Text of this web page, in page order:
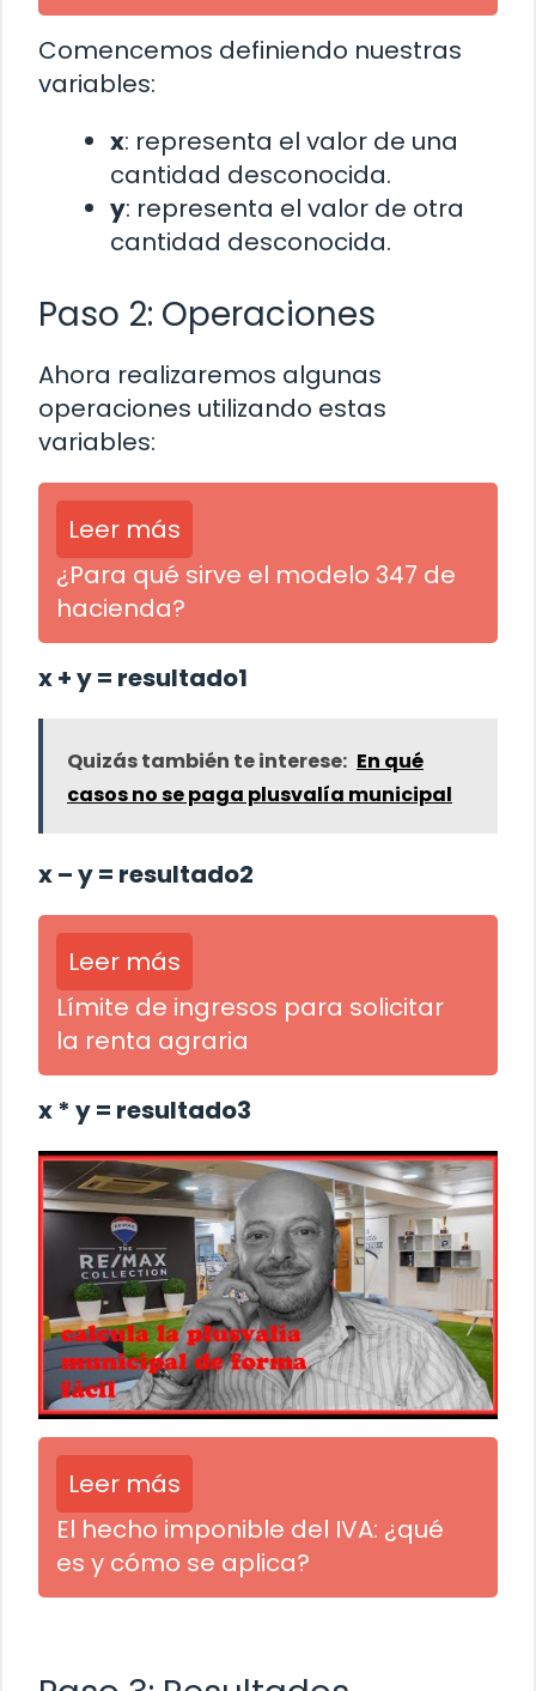
Comencemos definiendo nuestras
variables:
x: representa el valor de una
cantidad desconocida.
y: representa el valor de otra
cantidad desconocida.
Paso 2: Operaciones
Ahora realizaremos algunas
operaciones utilizando estas
variables:
Leer más
¿Para qué sirve el modelo 347 de
hacienda?
x + y = resultado1
Quizás también te interese: En qué
casos no se paga plusvalía municipal
x – y = resultado2
Leer más
Límite de ingresos para solicitar
la renta agraria
x * y = resultado3
Leer más
El hecho imponible del IVA: ¿qué
es y cómo se aplica?